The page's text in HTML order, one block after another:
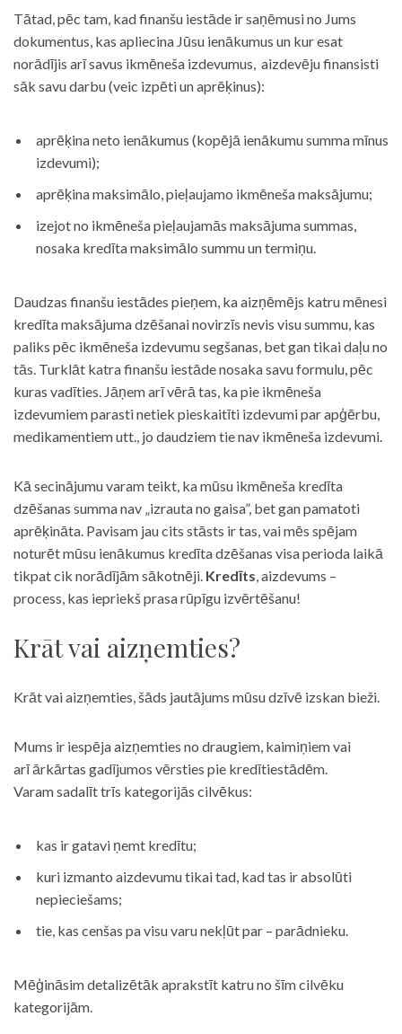
Tātad, pēc tam, kad finanšu iestāde ir saņēmusi no Jums
dokumentus, kas apliecina Jūsu ienākumus un kur esat
norādījis arī savus ikmēneša izdevumus, aizdevēju finansisti
sāk savu darbu (veic izpēti un aprēķinus):
aprēķina neto ienākumus (kopējā ienākumu summa mīnus
izdevumi);
aprēķina maksimālo, pieļaujamo ikmēneša maksājumu;
izejot no ikmēneša pieļaujamās maksājuma summas,
nosaka kredīta maksimālo summu un termiņu.
Daudzas finanšu iestādes pieņem, ka aizņēmējs katru mēnesi
kredīta maksājuma dzēšanai novirzīs nevis visu summu, kas
paliks pēc ikmēneša izdevumu segšanas, bet gan tikai daļu no
tās. Turklāt katra finanšu iestāde nosaka savu formulu, pēc
kuras vadīties. Jāņem arī vērā tas, ka pie ikmēneša
izdevumiem parasti netiek pieskaitīti izdevumi par apģērbu,
medikamentiem utt., jo daudziem tie nav ikmēneša izdevumi.
Kā secinājumu varam teikt, ka mūsu ikmēneša kredīta
dzēšanas summa nav „izrauta no gaisa”, bet gan pamatoti
aprēķināta. Pavisam jau cits stāsts ir tas, vai mēs spējam
noturēt mūsu ienākumus kredīta dzēšanas visa perioda laikā
tikpat cik norādījām sākotnēji. Kredīts, aizdevums –
process, kas iepriekš prasa rūpīgu izvērtēšanu!
Krāt vai aizņemties?
Krāt vai aizņemties, šāds jautājums mūsu dzīvē izskan bieži.
Mums ir iespēja aizņemties no draugiem, kaimiņiem vai
arī ārkārtas gadījumos vērsties pie kredītiestādēm.
Varam sadalīt trīs kategorijās cilvēkus:
kas ir gatavi ņemt kredītu;
kuri izmanto aizdevumu tikai tad, kad tas ir absolūti
nepieciešams;
tie, kas cenšas pa visu varu nekļūt par – parādnieku.
Mēģināsim detalizētāk aprakstīt katru no šīm cilvēku
kategorijām.